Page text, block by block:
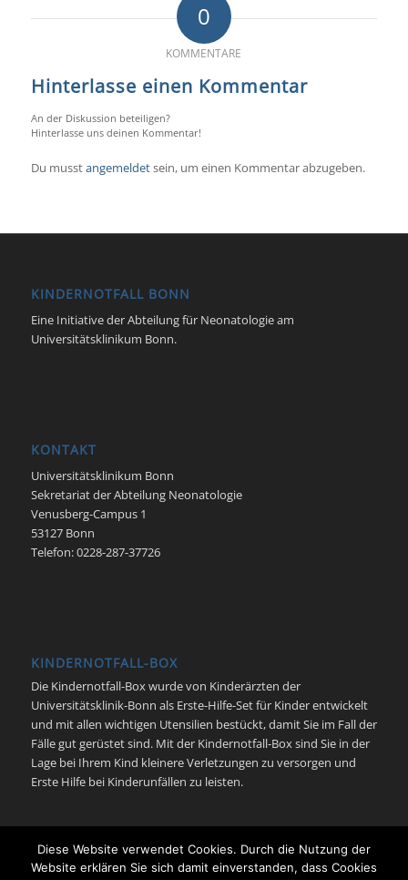
0
KOMMENTARE
Hinterlasse einen Kommentar
An der Diskussion beteiligen?
Hinterlasse uns deinen Kommentar!
Du musstangemeldetsein, um einen Kommentar abzugeben.
KINDERNOTFALL BONN
Eine Initiative der Abteilung für Neonatologie am
Universitätsklinikum Bonn.
KONTAKT
Universitätsklinikum Bonn
Sekretariat der Abteilung Neonatologie
Venusberg-Campus 1
53127 Bonn
Telefon: 0228-287-37726
KINDERNOTFALL-BOX
Die Kindernotfall-Box wurde von Kinderärzten der
Universitätsklinik-Bonn als Erste-Hilfe-Set für Kinder entwickelt
und mit allen wichtigen Utensilien bestückt, damit Sie im Fall der
Fälle gut gerüstet sind. Mit der Kindernotfall-Box sind Sie in der
Lage bei Ihrem Kind kleinere Verletzungen zu versorgen und
Erste Hilfe bei Kinderunfällen zu leisten.
Diese Website verwendet Cookies. Durch die Nutzung der
Website erklären Sie sich damit einverstanden, dass Cookies